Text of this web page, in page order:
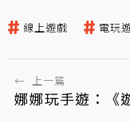
線上遊戲 電玩
← 上一篇
娜娜玩手遊：《